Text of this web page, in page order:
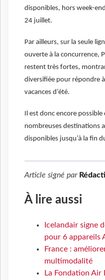
disponibles, hors week-
24 juillet.
Par ailleurs, sur la seule
ouverte à la concurrence,
restent très fortes,
diversifiée pour répondre
vacances d’été.
Il est donc encore
nombreuses destinations
disponibles jusqu’à la fin
Article signé par
À lire aussi
Icelandair signe
pour 6 appareils
France :
multimodalité
La Fondation Air